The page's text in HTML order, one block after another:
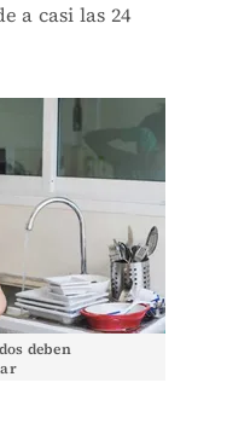
a casi las 24
deben